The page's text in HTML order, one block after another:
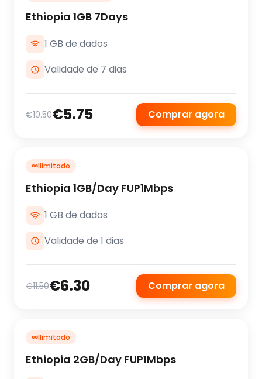
Ethiopia 1GB 7Days
1 GB de dados
Validade de 7 dias
€10.50€5.75 Comprar agora
∞Ilimitado
Ethiopia 1GB/Day FUP1Mbps
1 GB de dados
Validade de 1 dias
€11.50€6.30 Comprar agora
∞Ilimitado
Ethiopia 2GB/Day FUP1Mbps